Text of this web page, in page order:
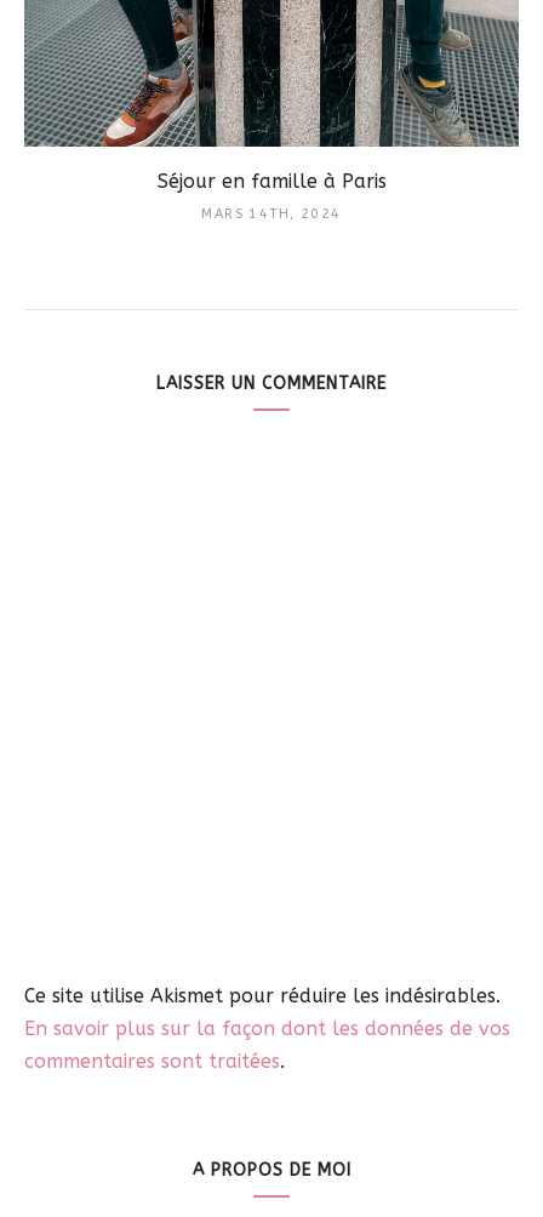
Séjour en famille à Paris
MARS 14TH, 2024
LAISSER UN COMMENTAIRE
Ce site utilise Akismet pour réduire les indésirables.
En savoir plus sur la façon dont les données de vos
commentaires sont traitées.
A PROPOS DE MOI